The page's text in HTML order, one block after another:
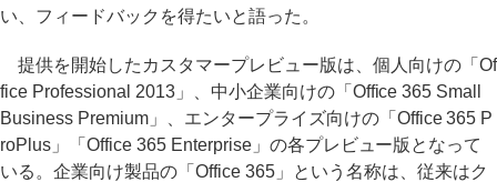
い、フィードバックを得たいと語った。
提供を開始したカスタマープレビュー版は、個人向けの「Of
fice Professional 2013」、中小企業向けの「Office 365 Small
Business Premium」、エンタープライズ向けの「Office 365 P
roPlus」「Office 365 Enterprise」の各プレビュー版となって
いる。企業向け製品の「Office 365」という名称は、従来はク